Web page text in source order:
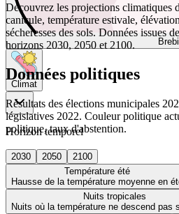
Climat
Horizon temporel
2030 2050
2100
Température été
Hausse de la température moyenne en
Nuits tropicales
Nuits où la température ne descend pas
Découvrez les projections climatiques
canicule, température estivale,
sécheresses des sols. Données issues
horizons 2030, 2050 et 2100.
Données politiques
Résultats des élections municipales
législatives 2022. Couleur politique
politique, taux d'abstention.